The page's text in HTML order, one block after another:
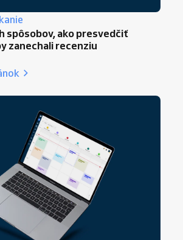
spôsobov, ako presvedčiť
zanechali recenziu